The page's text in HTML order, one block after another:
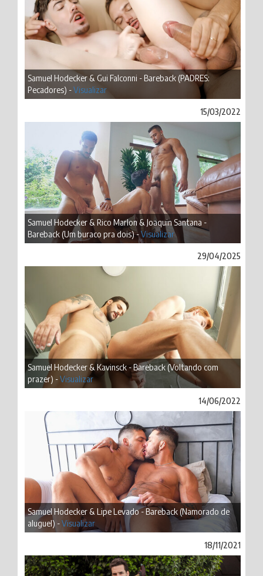
Samuel Hodecker & Gui Falconni - Bareback (PADRES:
Pecadores) -Visualizar
15/03/2022
Samuel Hodecker & Rico Marlon & Joaquin Santana -
Bareback (Um buraco pra dois) -Visualizar
29/04/2025
Samuel Hodecker & Kavinsck - Bareback (Voltando com
prazer) -Visualizar
14/06/2022
Samuel Hodecker & Lipe Levado - Bareback (Namorado de
aluguel) -Visualizar
18/11/2021